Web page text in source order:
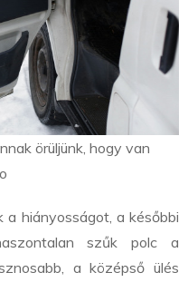
örüljünk, hogy van
a hiányosságot, a későbbi
szűk polc a
a középső ülés